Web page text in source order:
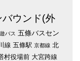
バウンド(外
バス 五條バスセン
線 五條駅 京都線 北
村役場前 大宮跨線